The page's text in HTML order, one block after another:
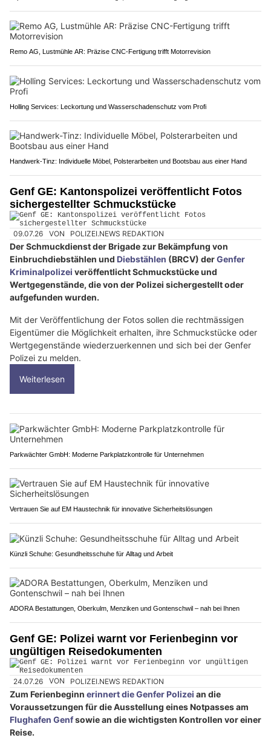
Remo AG, Lustmühle AR: Präzise CNC-Fertigung trifft Motorrevision
Holling Services: Leckortung und Wasserschadenschutz vom Profi
Handwerk-Tinz: Individuelle Möbel, Polsterarbeiten und Bootsbau aus einer Hand
Genf GE: Kantonspolizei veröffentlicht Fotos
sichergestellter Schmuckstücke
09.07.26 VON POLIZEI.NEWS REDAKTION
Der Schmuckdienst der Brigade zur Bekämpfung von
Einbruchdiebstählen und Diebstählen (BRCV) derGenfer
Kriminalpolizei veröffentlicht Schmuckstücke und
Wertgegenstände, die von der Polizei sichergestellt oder
aufgefunden wurden.
Mit der Veröffentlichung der Fotos sollen die rechtmässigen
Eigentümer die Möglichkeit erhalten, ihre Schmuckstücke oder
Wertgegenstände wiederzuerkennen und sich bei der Genfer
Polizei zu melden.
Weiterlesen
Parkwächter GmbH: Moderne Parkplatzkontrolle für Unternehmen
Vertrauen Sie auf EM Haustechnik für innovative Sicherheitslösungen
Künzli Schuhe: Gesundheitsschuhe für Alltag und Arbeit
ADORA Bestattungen, Oberkulm, Menziken und Gontenschwil – nah bei Ihnen
Genf GE: Polizei warnt vor Ferienbeginn vor
ungültigen Reisedokumenten
24.07.26 VON POLIZEI.NEWS REDAKTION
Zum Ferienbeginn erinnert die Genfer Polizei an die
Voraussetzungen für die Ausstellung eines Notpasses am
Flughafen Genfsowie an die wichtigsten Kontrollen vor einer
Reise.